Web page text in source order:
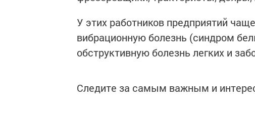
У этих работников предприятий
вибрационную болезнь (синдром
обструктивную болезнь легких и
Следите за самым важным и